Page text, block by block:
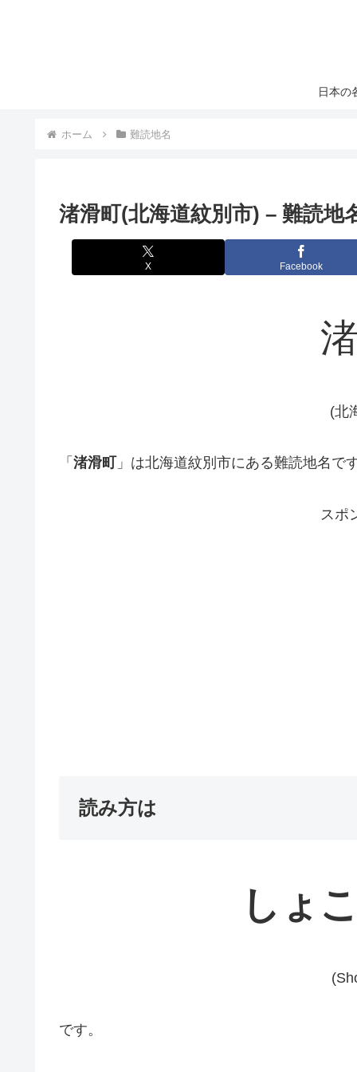
日本の
ホーム 難読地名
渚滑町(北海道紋別市) – 難読地
X Facebook
(北
「 渚滑町 」は北海道紋別市にある難読地名で
スポ
読み方は
しょ
です。